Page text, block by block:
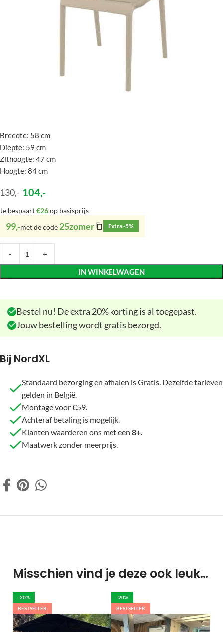
Breedte: 58 cm
Diepte: 59 cm
Zithoogte: 47 cm
Hoogte: 84 cm
130,- 104,-
Je bespaart€26op basisprijs
99,-met de code 25zomer Extra -5%
IN WINKELWAGEN
Bestel nu! De extra 20% korting is al toegepast.
Jouw bestelling wordt gratis bezorgd.
Bij NordXL
Standaard bezorging en afhalen is Gratis. Dezelfde tarieven
gelden in België.
Montage voor €59.
Achteraf betaling is mogelijk.
Klanten waarderen ons met een 8+.
Maatwerk zonder meerprijs.
Misschien vind je deze ook leuk…
-20%
BESTSELLER
-20%
BESTSELLER